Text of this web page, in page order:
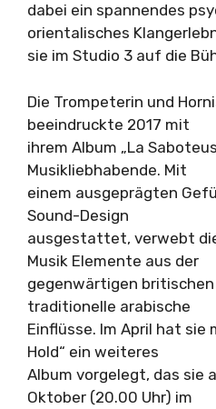
dabei ein spannendes
orientalisches
sie im Studio 3 auf die
Die Trompeterin und
beeindruckte 2017 mit
ihrem Album „La
Musikliebhabende. Mit
einem ausgeprägten
Sound-Design
ausgestattet, verwebt
Musik Elemente aus der
gegenwärtigen
traditionelle arabische
Einflüsse. Im April hat sie
Hold“ ein weiteres
Album vorgelegt, das sie
Oktober (20.00 Uhr) im